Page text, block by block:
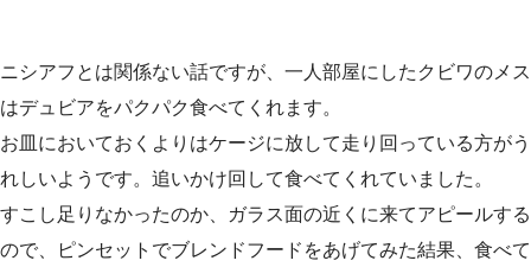
ニシアフとは関係ない話ですが、一人部屋にしたクビワのメス
はデュビアをパクパク食べてくれます。
お皿においておくよりはケージに放して走り回っている方がう
れしいようです。追いかけ回して食べてくれていました。
すこし足りなかったのか、ガラス面の近くに来てアピールする
ので、ピンセットでブレンドフードをあげてみた結果、食べて